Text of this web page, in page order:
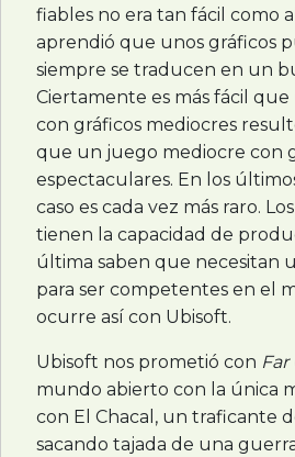
fiables no era tan fácil como
aprendió que unos gráficos
siempre se traducen en un
Ciertamente es más fácil
con gráficos mediocres
que un juego mediocre con
espectaculares. En los
caso es cada vez más raro.
tienen la capacidad de
última saben que necesitan
para ser competentes en el
ocurre así con Ubisoft.
Ubisoft nos prometió con Far
mundo abierto con la única
con El Chacal, un traficante
sacando tajada de una